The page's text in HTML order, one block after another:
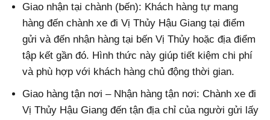
Giao nhận tại chành (bến): Khách hàng tự mang
hàng đến chành xe đi Vị Thủy Hậu Giang tại điểm
gửi và đến nhận hàng tại bến Vị Thủy hoặc địa điểm
tập kết gần đó. Hình thức này giúp tiết kiệm chi phí
và phù hợp với khách hàng chủ động thời gian.
Giao hàng tận nơi – Nhận hàng tận nơi: Chành xe đi
Vị Thủy Hậu Giang đến tận địa chỉ của người gửi lấy